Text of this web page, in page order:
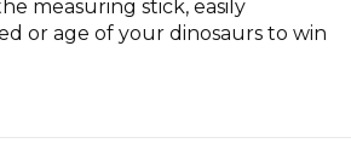
measuring stick, easily
or age of your dinosaurs to win